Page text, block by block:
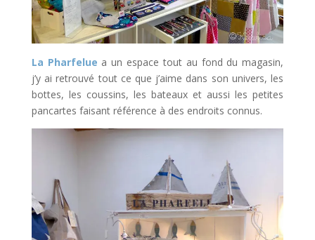
La Pharfelue a un espace tout au fond du magasin,
j’y ai retrouvé tout ce que j’aime dans son univers, les
bottes, les coussins, les bateaux et aussi les petites
pancartes faisant référence à des endroits connus.